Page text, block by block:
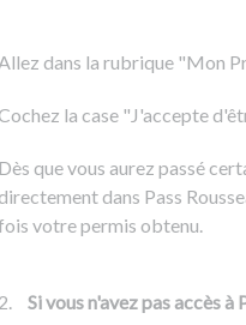
dans la rubrique "Mon
la case "J'accepte
Dès que vous aurez passé
directement dans Pass
votre permis obtenu.
Si vous n'avez pas accès